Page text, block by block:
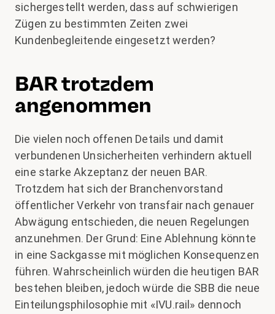
sichergestellt werden, dass auf schwierigen
Zügen zu bestimmten Zeiten zwei
Kundenbegleitende eingesetzt werden?
BAR trotzdem
angenommen
Die vielen noch offenen Details und damit
verbundenen Unsicherheiten verhindern aktuell
eine starke Akzeptanz der neuen BAR.
Trotzdem hat sich der Branchenvorstand
öffentlicher Verkehr von transfair nach genauer
Abwägung entschieden, die neuen Regelungen
anzunehmen. Der Grund: Eine Ablehnung könnte
in eine Sackgasse mit möglichen Konsequenzen
führen. Wahrscheinlich würden die heutigen BAR
bestehen bleiben, jedoch würde die SBB die neue
Einteilungsphilosophie mit «IVU.rail» dennoch